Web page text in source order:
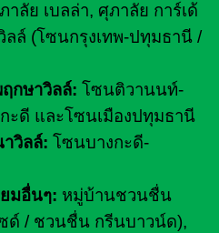
าลัย เบลล่า, ศุภาลัย การ์เด้
ลล์ (โซนกรุงเทพ-ปทุมธานี /
กษาวิลล์: โซนติวานนท์-
ะดี และโซนเมืองปทุมธานี
าวิลล์: โซนบางกะดี-
มอื่นๆ: หมู่บ้านชวนชื่น
ด์ / ชวนชื่น กรีนบาวน์ด),